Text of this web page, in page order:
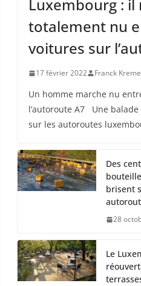
Luxembourg : il
totalement nu
voitures sur
17 février 2022 Franck
Un homme marche nu
l’autoroute A7 Une balade
sur les autoroutes
Des
brisent
28
Le